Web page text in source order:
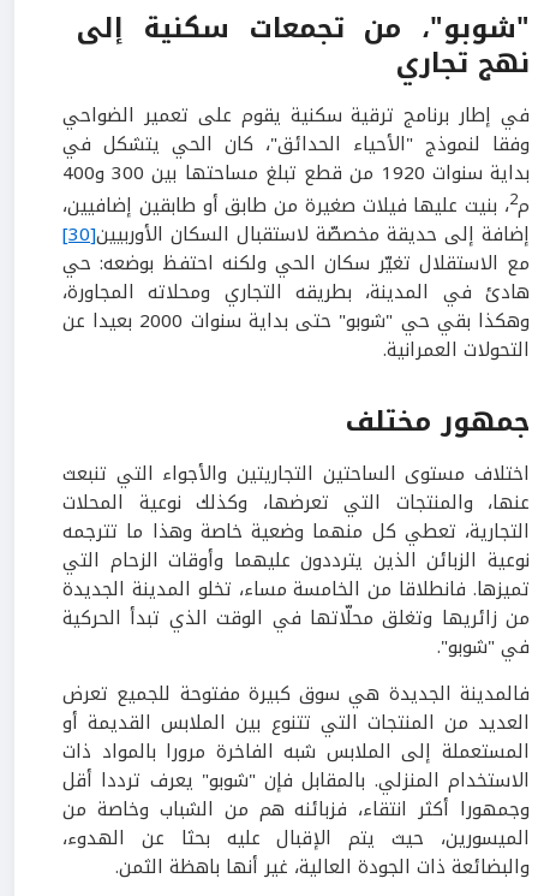
"شوبو"، من تجمعات سكنية إلى
نهج تجاري
في إطار برنامج ترقية سكنية يقوم على تعمير الضواحي
وفقا لنموذج "الأحياء الحدائق"، كان الحي يتشكل في
بداية سنوات 1920 من قطع تبلغ مساحتها بين 300 و400
م2، بنيت عليها فيلات صغيرة من طابق أو طابقين إضافيين،
إضافة إلى حديقة مخصصّة لاستقبال السكان الأوربيين[30]
مع الاستقلال تغيّر سكان الحي ولكنه احتفظ بوضعه: حي
هادئ في المدينة، بطريقه التجاري ومحلاته المجاورة،
وهكذا بقي حي "شوبو" حتى بداية سنوات 2000 بعيدا عن
التحولات العمرانية.
جمهور مختلف
اختلاف مستوى الساحتين التجاريتين والأجواء التي تنبعث
عنها، والمنتجات التي تعرضها، وكذلك نوعية المحلات
التجارية، تعطي كل منهما وضعية خاصة وهذا ما تترجمه
نوعية الزبائن الذين يترددون عليهما وأوقات الزحام التي
تميزها. فانطلاقا من الخامسة مساء، تخلو المدينة الجديدة
من زائريها وتغلق محلّاتها في الوقت الذي تبدأ الحركية
في "شوبو".
فالمدينة الجديدة هي سوق كبيرة مفتوحة للجميع تعرض
العديد من المنتجات التي تتنوع بين الملابس القديمة أو
المستعملة إلى الملابس شبه الفاخرة مرورا بالمواد ذات
الاستخدام المنزلي. بالمقابل فإن "شوبو" يعرف ترددا أقل
وجمهورا أكثر انتقاء، فزبائنه هم من الشباب وخاصة من
الميسورين، حيث يتم الإقبال عليه بحثا عن الهدوء،
والبضائعة ذات الجودة العالية، غير أنها باهظة الثمن.